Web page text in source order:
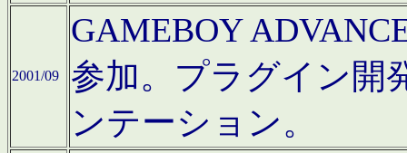
2001/09
GAMEBOY
参加。プラグイン開
ンテーション。